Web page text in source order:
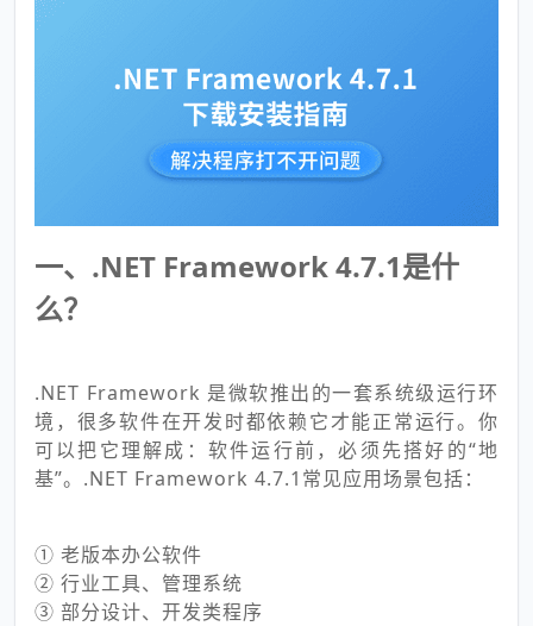
一、.NET Framework 4.7.1是什
么？
.NET Framework 是微软推出的一套系统级运行环
境，很多软件在开发时都依赖它才能正常运行。你
可以把它理解成：软件运行前，必须先搭好的“地
基”。.NET Framework 4.7.1常见应用场景包括：
① 老版本办公软件
② 行业工具、管理系统
③ 部分设计、开发类程序